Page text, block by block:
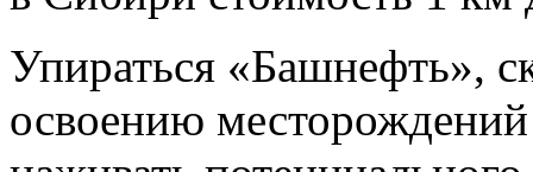
Упираться «Башнефть»,
освоению